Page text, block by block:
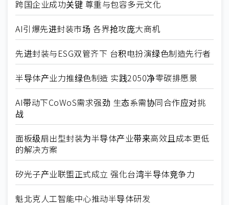
跨国企业成功关键 尊重与包容多元文化
AI引爆先进封装市场 各界抢攻庞大商机
先进封装与ESG双管齐下 台积电扮演绿色制造先行者
半导体产业力推绿色制造 实践2050净零碳排愿景
AI带动下CoWoS需求强劲 生态系需协同合作应对挑
战
面板级扇出型封装为半导体产业带来高效且成本更低
的解决方案
矽光子产业联盟正式成立 强化台湾半导体竞争力
魁北克人工智能中心推动半导体研发